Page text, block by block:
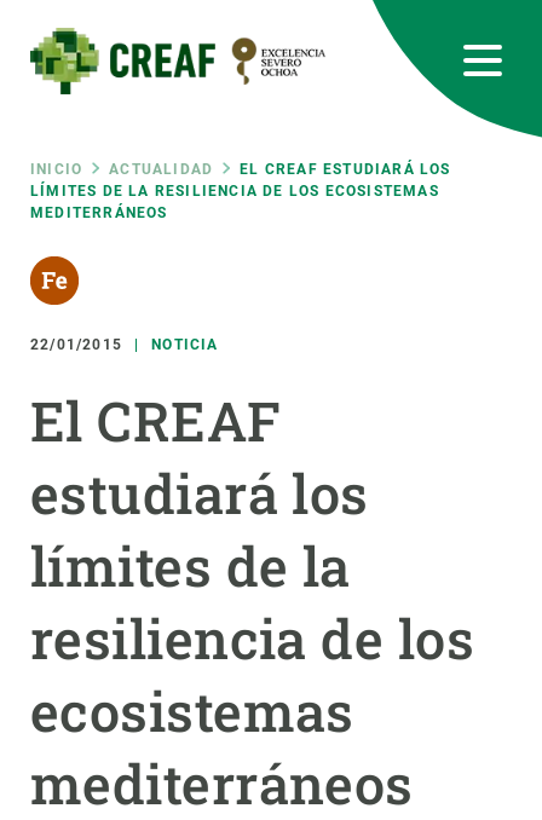
contenido
principal
Ruta
de
navegación
INICIO ACTUALIDAD
EL CREAF ESTUDIARÁ LOS
LÍMITES DE LA RESILIENCIA DE LOS ECOSISTEMAS
MEDITERRÁNEOS
22/01/2015 NOTICIA
El CREAF
estudiará los
límites de la
resiliencia de los
ecosistemas
mediterráneos
RRSS
Featured
responsive
Responsive
menu
INVESTIGACIÓN
CIENCIA EN ACCIÓN
NOTICIAS Y AGENDA